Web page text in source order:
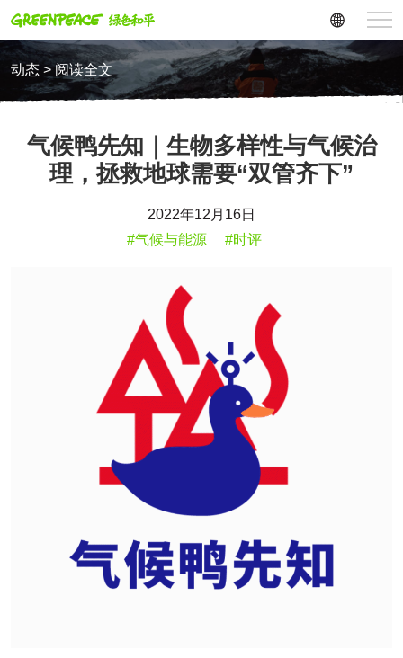
动态 > 阅读全文
气候鸭先知｜生物多样性与气候治
理，拯救地球需要“双管齐下”
2022年12月16日
#气候与能源
#时评